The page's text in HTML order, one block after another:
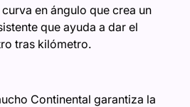
en ángulo que crea un
que ayuda a dar el
tras kilómetro.
Continental garantiza la